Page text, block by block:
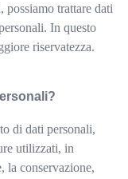
possiamo trattare dati
In questo
riservatezza.
di dati personali,
utilizzati, in
la conservazione,